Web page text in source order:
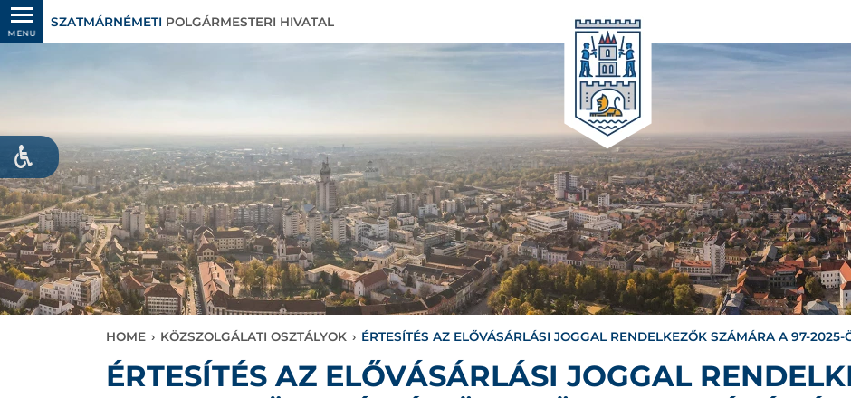
MENU
SZATMÁRNÉMETI POLGÁRMESTERI HIVATAL
HOME › KÖZSZOLGÁLATI OSZTÁLYOK › ÉRTESÍTÉS AZ ELŐVÁSÁRLÁSI JOGGAL RENDELKEZŐK SZÁMÁRA A 97-
ÉRTESÍTÉS AZ ELŐVÁSÁRLÁSI JOGGAL